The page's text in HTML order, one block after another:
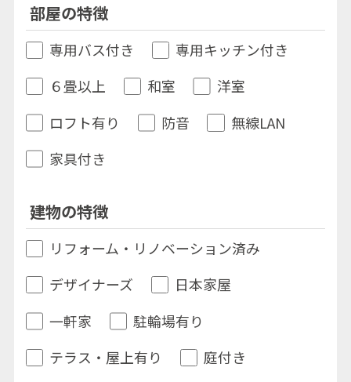
部屋の特徴
専用バス付き
専用キッチン付き
６畳以上
和室
洋室
ロフト有り
防音
無線LAN
家具付き
建物の特徴
リフォーム・リノベーション済み
デザイナーズ
日本家屋
一軒家
駐輪場有り
テラス・屋上有り
庭付き